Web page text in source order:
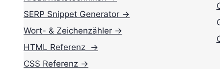
SERP Snippet Generator →
Wort- & Zeichenzähler →
HTML Referenz →
CSS Referenz →